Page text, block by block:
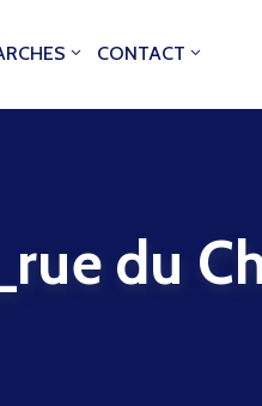
CONTACT
du